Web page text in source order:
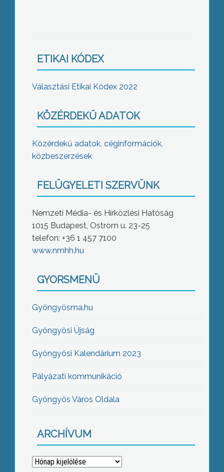
ETIKAI KÓDEX
Választási Etikai Kódex 2022
KÖZÉRDEKŰ ADATOK
Közérdekű adatok, céginformációk,
közbeszerzések
FELÜGYELETI SZERVÜNK
Nemzeti Média- és Hírközlési Hatóság
1015 Budapest, Ostrom u. 23-25
telefon: +36 1 457 7100
www.nmhh.hu
GYORSMENÜ
Gyöngyösma.hu
Gyöngyösi Újság
Gyöngyösi Kalendárium 2023
Pályázati kommunikáció
Gyöngyös Város Oldala
ARCHÍVUM
Archívum